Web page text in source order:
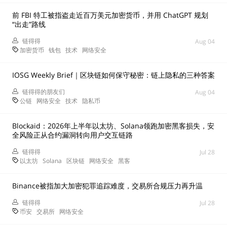
前 FBI 特工被指盗走近百万美元加密货币，并用 ChatGPT 规划
“出走”路线
链得得
Aug 04
加密货币 钱包 技术 网络安全
IOSG Weekly Brief｜区块链如何保守秘密：链上隐私的三种答案
链得得的朋友们
Aug 04
公链 网络安全 技术 隐私币
Blockaid：2026年上半年以太坊、Solana领跑加密黑客损失，安
全风险正从合约漏洞转向用户交互链路
链得得
Jul 28
以太坊 Solana 区块链 网络安全 黑客
Binance被指加大加密犯罪追踪难度，交易所合规压力再升温
链得得
Jul 28
币安 交易所 网络安全